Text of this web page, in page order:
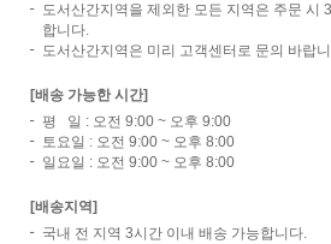
도서산간지역을 제외한 모든 지역은 주문 시
합니다.
도서산간지역은 미리 고객센터로 문의 바랍
[배송 가능한 시간]
평 일 : 오전 9:00 ~ 오후 9:00
토요일 : 오전 9:00 ~ 오후 8:00
일요일 : 오전 9:00 ~ 오후 8:00
[배송지역]
국내 전 지역 3시간 이내 배송 가능합니다.